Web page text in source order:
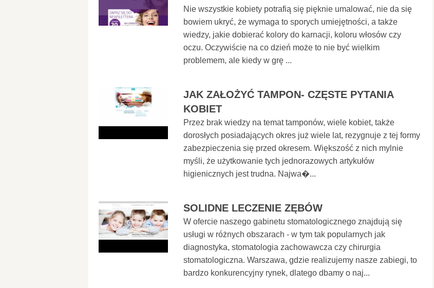
Nie wszystkie kobiety potrafią się pięknie umalować, nie da się
bowiem ukryć, że wymaga to sporych umiejętności, a także
wiedzy, jakie dobierać kolory do karnacji, koloru włosów czy
oczu. Oczywiście na co dzień może to nie być wielkim
problemem, ale kiedy w grę ...
JAK ZAŁOŻYĆ TAMPON- CZĘSTE PYTANIA
KOBIET
Przez brak wiedzy na temat tamponów, wiele kobiet, także
dorosłych posiadających okres już wiele lat, rezygnuje z tej formy
zabezpieczenia się przed okresem. Większość z nich mylnie
myśli, że użytkowanie tych jednorazowych artykułów
higienicznych jest trudna. Najwa�...
SOLIDNE LECZENIE ZĘBÓW
W ofercie naszego gabinetu stomatologicznego znajdują się
usługi w różnych obszarach - w tym tak popularnych jak
diagnostyka, stomatologia zachowawcza czy chirurgia
stomatologiczna. Warszawa, gdzie realizujemy nasze zabiegi, to
bardzo konkurencyjny rynek, dlatego dbamy o naj...